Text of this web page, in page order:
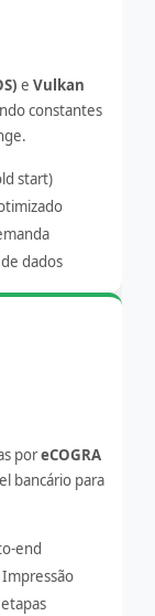
e Vulkan
constantes
start)
dados
poreCOGRA
bancário para
end
Impressão